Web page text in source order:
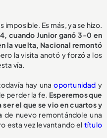
Es más, ya se hizo.
cuando Junior ganó 3-0 en
la vuelta, Nacional remontó
la visita anotó y forzó a los
vía.
hay unaoportunidad y
perder la fe. Esperemos que
el que se vio en cuartos y
de nuevo remontándole una
esta vez levantando el título